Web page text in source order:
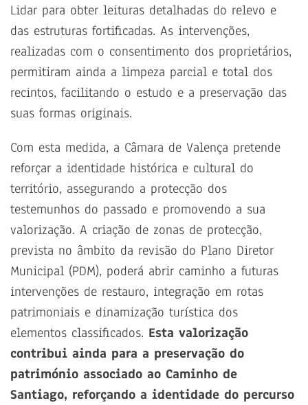
Lidar para obter leituras detalhadas do relevo e
das estruturas fortificadas. As intervenções,
realizadas com o consentimento dos proprietários,
permitiram ainda a limpeza parcial e total dos
recintos, facilitando o estudo e a preservação das
suas formas originais.
Com esta medida, a Câmara de Valença pretende
reforçar a identidade histórica e cultural do
território, assegurando a protecção dos
testemunhos do passado e promovendo a sua
valorização. A criação de zonas de protecção,
prevista no âmbito da revisão do Plano Diretor
Municipal (PDM), poderá abrir caminho a futuras
intervenções de restauro, integração em rotas
patrimoniais e dinamização turística dos
elementos classificados. Esta valorização
contribui ainda para a preservação do
património associado ao Caminho de
Santiago, reforçando a identidade do percurso